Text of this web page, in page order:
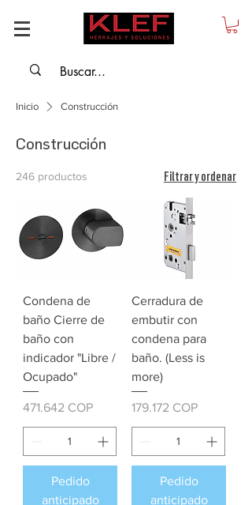
Inicio Construcción
Construcción
246 productos Filtrar y ordenar
Condena de
baño Cierre de
baño con
indicador "Libre /
Ocupado"
Precio
471.642 COP
Pedido
anticipado
Cerradura de
embutir con
condena para
baño. (Less is
more)
Precio
179.172 COP
Pedido
anticipado